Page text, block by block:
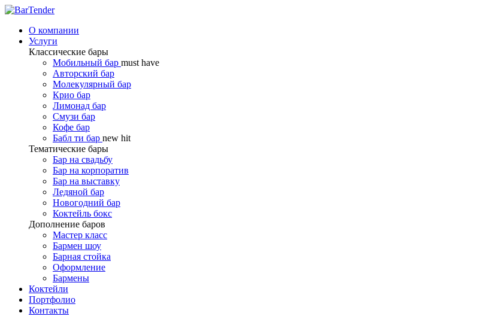
О компании
Услуги
Классические бары
Мобильный бар must have
Авторский бар
Молекулярный бар
Крио бар
Лимонад бар
Смузи бар
Кофе бар
Бабл ти бар new hit
Тематические бары
Бар на свадьбу
Бар на корпоратив
Бар на выставку
Ледяной бар
Новогодний бар
Коктейль бокс
Дополнение баров
Мастер класс
Бармен шоу
Барная стойка
Оформление
Бармены
Коктейли
Портфолио
Контакты